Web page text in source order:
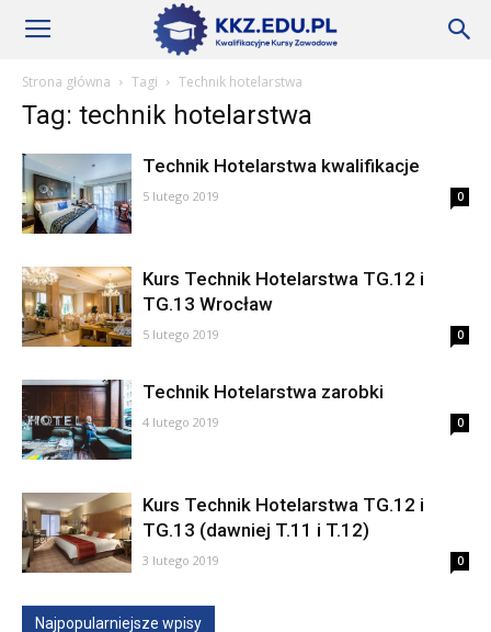
Szkoły
KKZ
Aktualności
Strona główna Tagi Technik hotelarstwa
Tag: technik hotelarstwa
Technik Hotelarstwa kwalifikacje
5 lutego 2019 0
Kurs Technik Hotelarstwa TG.12 i
TG.13 Wrocław
5 lutego 2019 0
Technik Hotelarstwa zarobki
4 lutego 2019 0
Kurs Technik Hotelarstwa TG.12 i
TG.13 (dawniej T.11 i T.12)
3 lutego 2019 0
Najpopularniejsze wpisy